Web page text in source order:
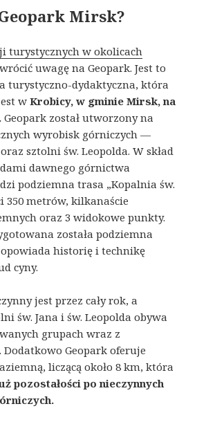
Mirsk?
turystycznych w okolicach
uwagę na Geopark. Jest to
turystyczno-dydaktyczna, która
wKrobicy, w gminie Mirsk, na
Geopark został utworzony na
wyrobisk górniczych —
sztolni św. Leopolda. W skład
dawnego górnictwa
podziemna trasa „Kopalnia św.
350 metrów, kilkanaście
oraz 3 widokowe punkty.
została podziemna
historię i technikę
cyny.
jest przez cały rok, a
św. Jana i św. Leopolda obywa
grupach wraz z
Geopark oferuje
liczącą około 8 km, która
pozostałości po nieczynnych